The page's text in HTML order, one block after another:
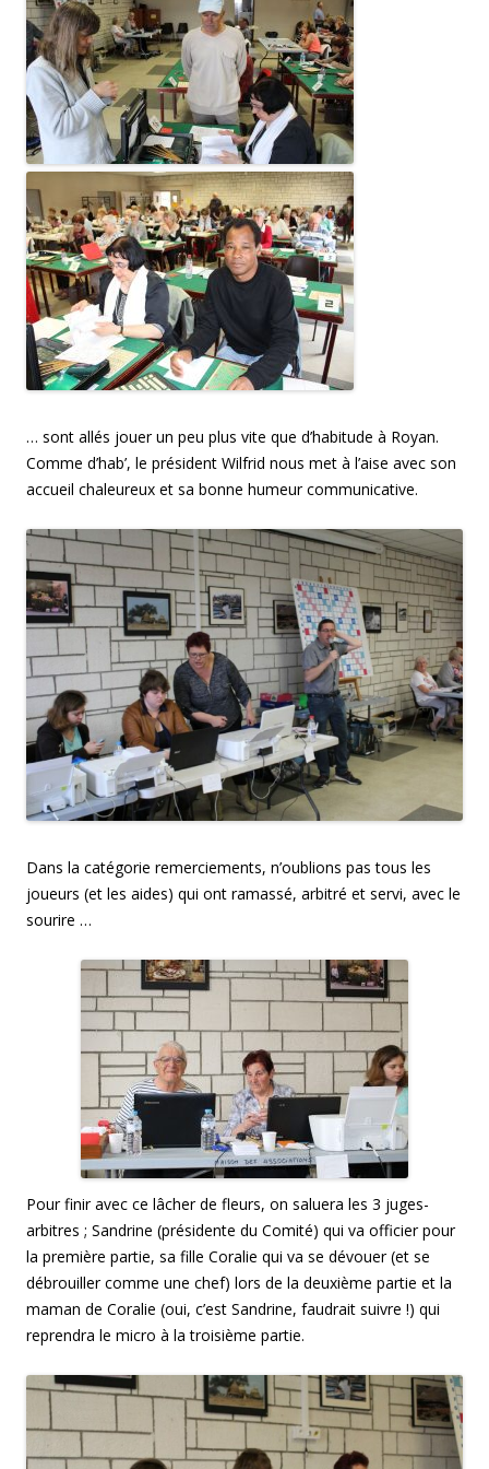
… sont allés jouer un peu plus vite que d’habitude à Royan.
Comme d’hab’, le président Wilfrid nous met à l’aise avec son
accueil chaleureux et sa bonne humeur communicative.
Dans la catégorie remerciements, n’oublions pas tous les
joueurs (et les aides) qui ont ramassé, arbitré et servi, avec le
sourire …
Pour finir avec ce lâcher de fleurs, on saluera les 3 juges-
arbitres ; Sandrine (présidente du Comité) qui va officier pour
la première partie, sa fille Coralie qui va se dévouer (et se
débrouiller comme une chef) lors de la deuxième partie et la
maman de Coralie (oui, c’est Sandrine, faudrait suivre !) qui
reprendra le micro à la troisième partie.